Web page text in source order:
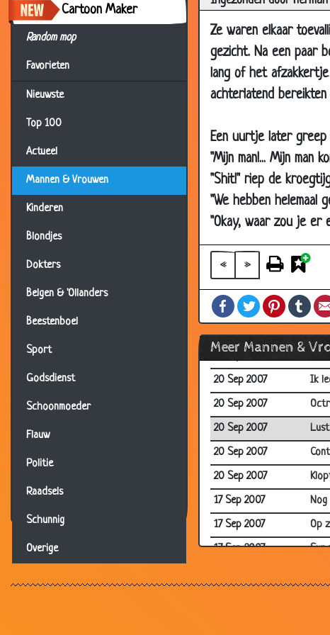
Cartoon Maker
Random mop
Favorieten
Nieuwste
Top 100
Actueel
Mannen & Vrouwen
Kinderen
Blondjes
Dokters
Belgen & 'Ollanders
Beestenboel
Sport
Godsdienst
Schoonmoeder
Flauw
Politie
Raadsels
Schunnig
Overige
Ze waren elkaar
gezicht. Na een paar
lang of het
achterlatend bereikten
Een uurtje later greep
"Mijn man!... Mijn man
"Shit!" riep de
"We hebben helemaal
"Okay, waar zou je er
« »
FacebookTwitterPinterest
Meer Mannen &
05 Nov 2007
05 Nov 2007
BH
05 Nov 2007
01 Nov 2007
22 Oct 2007
Op
15 Oct 2007
Je
08 Oct 2007
04 Oct 2007
04 Oct 2007
De
20 Sep 2007
Ik
20 Sep 2007
20 Sep 2007
20 Sep 2007
20 Sep 2007
17 Sep 2007
Nog
17 Sep 2007
Op
17 Sep 2007